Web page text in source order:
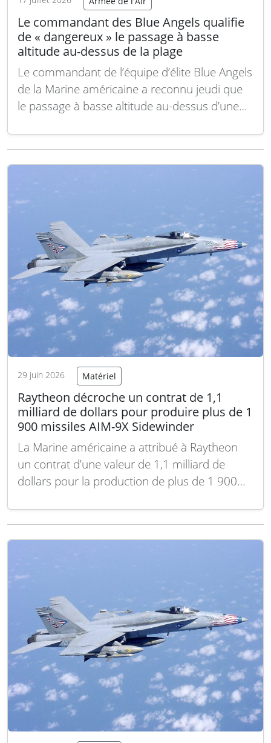
Le commandant des Blue Angels qualifie
de « dangereux » le passage à basse
altitude au-dessus de la plage
Le commandant de l’équipe d’élite Blue Angels
de la Marine américaine a reconnu jeudi que
le passage à basse altitude au-dessus d’une
normes de sécurité de la formation. Lors du
29 juin 2026 Matériel
Raytheon décroche un contrat de 1,1
milliard de dollars pour produire plus de 1
900 missiles AIM-9X Sidewinder
La Marine américaine a attribué à Raytheon
un contrat d’une valeur de 1,1 milliard de
dollars pour la production de plus de 1 900
commande comprend également le matériel
qu’aux ventes…